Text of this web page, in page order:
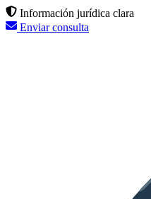
Información jurídica clara
Enviar consulta